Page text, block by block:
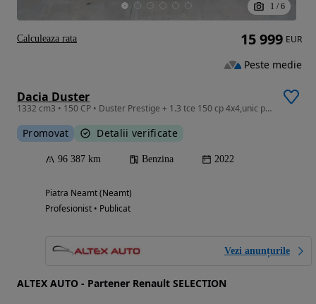
1 / 6
Dacia Duster
1332 cm3 • 150 CP • Duster Prestige + 1.3 tce 150 cp 4x4,unic proprietar,tva ded,istoric
Promovat Detalii verificate
96 387 km Benzina 2022
Piatra Neamt (Neamt)
Profesionist • Publicat
Vezi anunțurile
ALTEX AUTO - Partener Renault SELECTION
15 999 EUR
Peste medie
Calculeaza rata